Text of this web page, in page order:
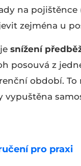
na pojištěnce
zejména u
snížení
posouvá z
období.
vypuštěna
pro praxi